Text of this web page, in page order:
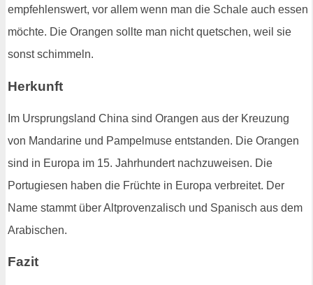
empfehlenswert, vor allem wenn man die Schale auch essen
möchte. Die Orangen sollte man nicht quetschen, weil sie
sonst schimmeln.
Herkunft
Im Ursprungsland China sind Orangen aus der Kreuzung
von Mandarine und Pampelmuse entstanden. Die Orangen
sind in Europa im 15. Jahrhundert nachzuweisen. Die
Portugiesen haben die Früchte in Europa verbreitet. Der
Name stammt über Altprovenzalisch und Spanisch aus dem
Arabischen.
Fazit